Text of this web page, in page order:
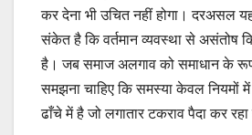
कर देना भी उचित नहीं होगा। दरअसल
संकेत है कि वर्तमान व्यवस्था से असंतोष
है। जब समाज अलगाव को समाधान के
समझना चाहिए कि समस्या केवल नियमों
ढाँचे में है जो लगातार टकराव पैदा कर रहा